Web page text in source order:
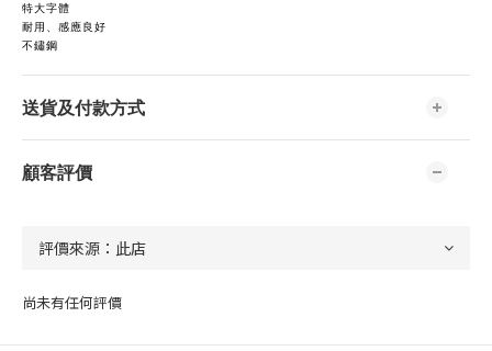
特大字體
耐用、感應良好
不鏽鋼
送貨及付款方式
顧客評價
尚未有任何評價